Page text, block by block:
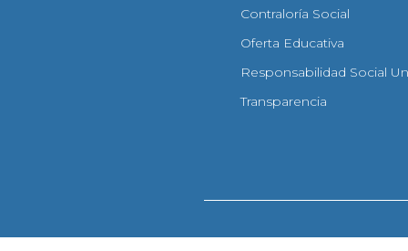
Contraloría Social
Oferta Educativa
Responsabilidad Social
Transparencia